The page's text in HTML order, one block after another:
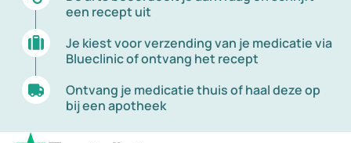
een recept uit
Je kiest voor verzending van je medicatie via
Blueclinic of ontvang het recept
Ontvang je medicatie thuis of haal deze op
bij een apotheek